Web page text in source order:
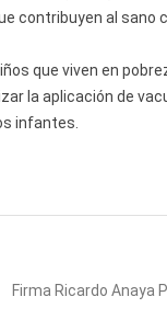
contribuyen al sano
que viven en
la aplicación de
infantes.
Next
Firma Ricardo Anaya